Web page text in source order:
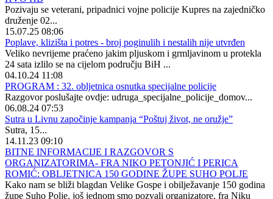
Pozivaju se veterani, pripadnici vojne policije Kupres na zajedničko
druženje 02...
15.07.25 08:06
Poplave, klizišta i potres - broj poginulih i nestalih nije utvrđen
Veliko nevrijeme praćeno jakim pljuskom i grmljavinom u protekla
24 sata izlilo se na cijelom području BiH ...
04.10.24 11:08
PROGRAM : 32. obljetnica osnutka specijalne policije
Razgovor poslušajte ovdje: udruga_specijalne_policije_domov...
06.08.24 07:53
Sutra u Livnu započinje kampanja “Poštuj život, ne oružje”
Sutra, 15...
14.11.23 09:10
BITNE INFORMACIJE I RAZGOVOR S
ORGANIZATORIMA- FRA NIKO PETONJIĆ I PERICA
ROMIĆ: OBLJETNICA 150 GODINE ŽUPE SUHO POLJE
Kako nam se bliži blagdan Velike Gospe i obilježavanje 150 godina
župe Suho Polje, još jednom smo pozvali organizatore, fra Niku